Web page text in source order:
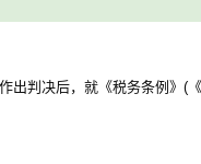
出判决后，就《税务条例》(